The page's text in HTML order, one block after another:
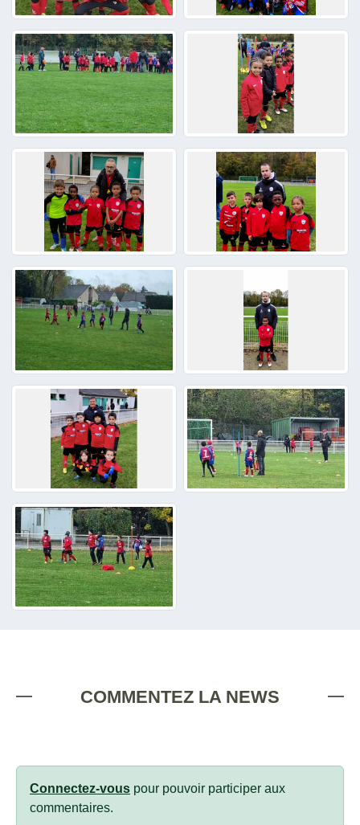
COMMENTEZ LA NEWS
Connectez-vous pour pouvoir participer aux
commentaires.